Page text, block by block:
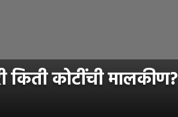
किती कोटींची मालकीण?